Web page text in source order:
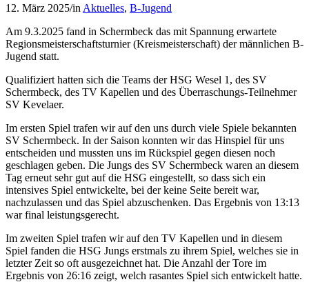
12. März 2025/in Aktuelles, B-Jugend
Am 9.3.2025 fand in Schermbeck das mit Spannung erwartete
Regionsmeisterschaftsturnier (Kreismeisterschaft) der männlichen B-
Jugend statt.
Qualifiziert hatten sich die Teams der HSG Wesel 1, des SV
Schermbeck, des TV Kapellen und des Überraschungs-Teilnehmer
SV Kevelaer.
Im ersten Spiel trafen wir auf den uns durch viele Spiele bekannten
SV Schermbeck. In der Saison konnten wir das Hinspiel für uns
entscheiden und mussten uns im Rückspiel gegen diesen noch
geschlagen geben. Die Jungs des SV Schermbeck waren an diesem
Tag erneut sehr gut auf die HSG eingestellt, so dass sich ein
intensives Spiel entwickelte, bei der keine Seite bereit war,
nachzulassen und das Spiel abzuschenken. Das Ergebnis von 13:13
war final leistungsgerecht.
Im zweiten Spiel trafen wir auf den TV Kapellen und in diesem
Spiel fanden die HSG Jungs erstmals zu ihrem Spiel, welches sie in
letzter Zeit so oft ausgezeichnet hat. Die Anzahl der Tore im
Ergebnis von 26:16 zeigt, welch rasantes Spiel sich entwickelt hatte.